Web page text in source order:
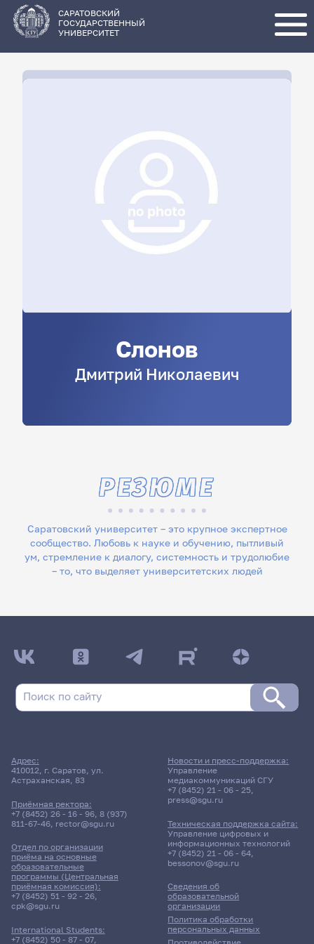
основному
содержанию
САРАТОВСКИЙ
ГОСУДАРСТВЕННЫЙ
УНИВЕРСИТЕТ
Слонов
Дмитрий Николаевич
Саратовский университет – это крупное экспертное
сообщество. Любовь к науке и обучению, пытливый
ум, стремление к диалогу, системность и трудолюбие
– то, что выделяет университетских людей
РЕЗЮМЕ
Адрес:
410012, г. Саратов, ул.
Астраханская, 83
Приёмная ректора:
+7 (8452) 26 - 16 - 96, 8 (937)
811-67-46, rector@sgu.ru
Отдел по организации
приёма на основные
образовательные
программы (Центральная
приёмная комиссия):
+7 (8452) 51 - 92 - 26,
cpk@sgu.ru
International Students:
+7 (8452) 50 - 87 - 07,
Сведения об
образовательной
организации
Политика обработки
персональных данных
Новости и пресс-поддержка:
Управление
медиакоммуникаций СГУ
+7 (8452) 21 - 06 - 25,
press@sgu.ru
Техническая поддержка сайта:
Управление цифровых и
информационных технологий
+7 (8452) 21 - 06 - 64,
bessonov@sgu.ru